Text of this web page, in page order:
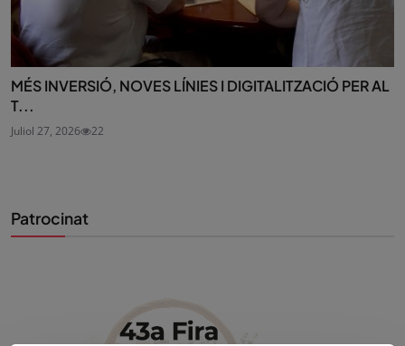
MÉS INVERSIÓ, NOVES LÍNIES I DIGITALITZACIÓ PER AL
T...
Juliol 27, 2026 22
Patrocinat